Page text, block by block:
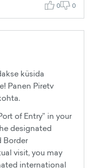
0 0
küsida
Panen Piretv
of Entry” in your
designated
Border
visit, you may
international